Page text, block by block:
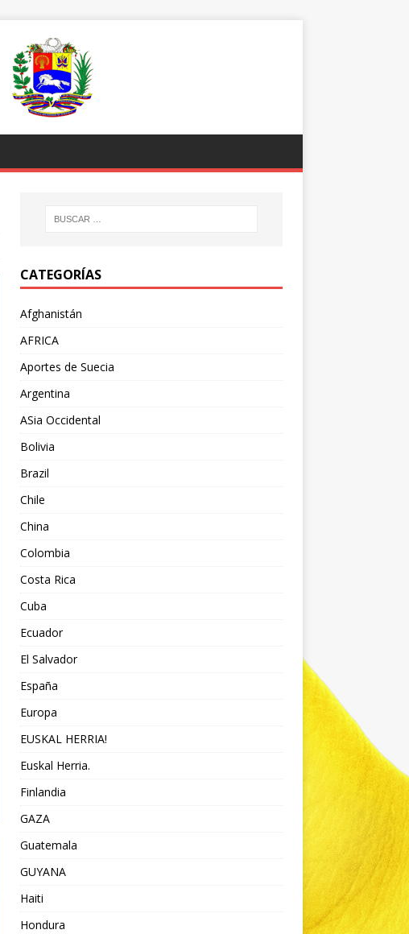
CATEGORÍAS
Afghanistán
AFRICA
Aportes de Suecia
Argentina
ASia Occidental
Bolivia
Brazil
Chile
China
Colombia
Costa Rica
Cuba
Ecuador
El Salvador
España
Europa
EUSKAL HERRIA!
Euskal Herria.
Finlandia
GAZA
Guatemala
GUYANA
Haiti
Hondura